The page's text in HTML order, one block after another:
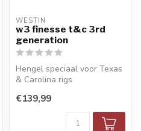
WESTIN
w3 finesse t&c 3rd
generation
Hengel speciaal voor Texas
& Carolina rigs
€139,99